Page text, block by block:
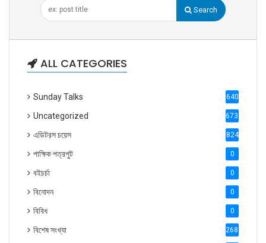
Search
ALL CATEGORIES
Sunday Talks 640
Uncategorized 6738
এডিটরস চয়েস 824
পাক্ষিক পত্রপুট 0
বইচর্চা 0
বিনোদন 0
বিবিধ 0
বিশেষ সংখ্যা 2686